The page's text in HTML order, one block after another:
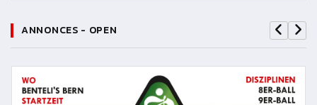
ANNONCES - OPEN